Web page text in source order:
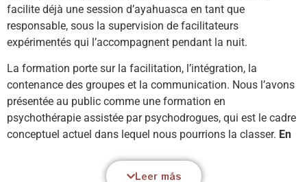
facilite déjà une session d’ayahuasca en tant que
responsable, sous la supervision de facilitateurs
expérimentés qui l’accompagnent pendant la nuit.
La formation porte sur la facilitation, l’intégration, la
contenance des groupes et la communication. Nous l’avons
présentée au public comme une formation en
psychothérapie assistée par psychodrogues, qui est le cadre
conceptuel actuel dans lequel nous pourrions la classer. En
psychodrogues et de toute technique ou approche.
Leer más